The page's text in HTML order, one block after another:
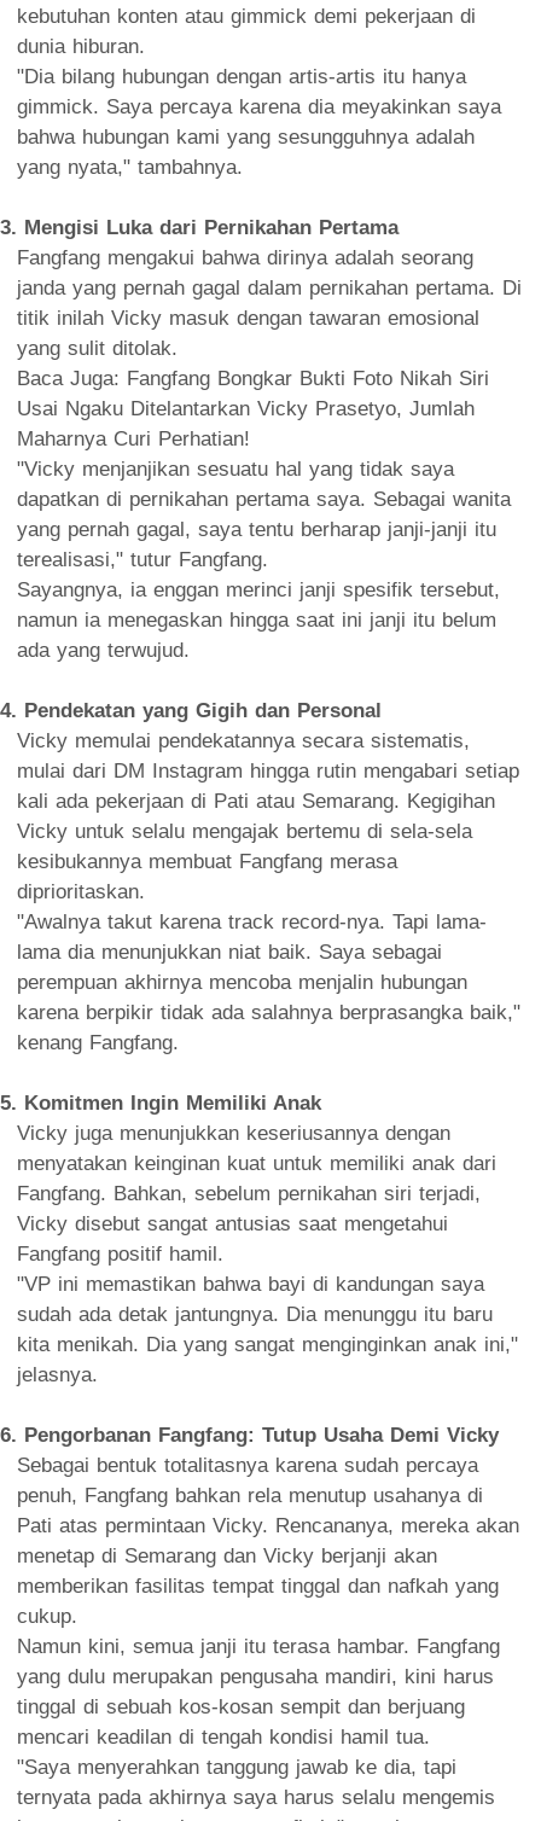
kebutuhan konten atau gimmick demi pekerjaan di
dunia hiburan.
"Dia bilang hubungan dengan artis-artis itu hanya
gimmick. Saya percaya karena dia meyakinkan saya
bahwa hubungan kami yang sesungguhnya adalah
yang nyata," tambahnya.
3. Mengisi Luka dari Pernikahan Pertama
Fangfang mengakui bahwa dirinya adalah seorang
janda yang pernah gagal dalam pernikahan pertama. Di
titik inilah Vicky masuk dengan tawaran emosional
yang sulit ditolak.
Baca Juga: Fangfang Bongkar Bukti Foto Nikah Siri
Usai Ngaku Ditelantarkan Vicky Prasetyo, Jumlah
Maharnya Curi Perhatian!
"Vicky menjanjikan sesuatu hal yang tidak saya
dapatkan di pernikahan pertama saya. Sebagai wanita
yang pernah gagal, saya tentu berharap janji-janji itu
terealisasi," tutur Fangfang.
Sayangnya, ia enggan merinci janji spesifik tersebut,
namun ia menegaskan hingga saat ini janji itu belum
ada yang terwujud.
4. Pendekatan yang Gigih dan Personal
Vicky memulai pendekatannya secara sistematis,
mulai dari DM Instagram hingga rutin mengabari setiap
kali ada pekerjaan di Pati atau Semarang. Kegigihan
Vicky untuk selalu mengajak bertemu di sela-sela
kesibukannya membuat Fangfang merasa
diprioritaskan.
"Awalnya takut karena track record-nya. Tapi lama-
lama dia menunjukkan niat baik. Saya sebagai
perempuan akhirnya mencoba menjalin hubungan
karena berpikir tidak ada salahnya berprasangka baik,"
kenang Fangfang.
5. Komitmen Ingin Memiliki Anak
Vicky juga menunjukkan keseriusannya dengan
menyatakan keinginan kuat untuk memiliki anak dari
Fangfang. Bahkan, sebelum pernikahan siri terjadi,
Vicky disebut sangat antusias saat mengetahui
Fangfang positif hamil.
"VP ini memastikan bahwa bayi di kandungan saya
sudah ada detak jantungnya. Dia menunggu itu baru
kita menikah. Dia yang sangat menginginkan anak ini,"
jelasnya.
6. Pengorbanan Fangfang: Tutup Usaha Demi Vicky
Sebagai bentuk totalitasnya karena sudah percaya
penuh, Fangfang bahkan rela menutup usahanya di
Pati atas permintaan Vicky. Rencananya, mereka akan
menetap di Semarang dan Vicky berjanji akan
memberikan fasilitas tempat tinggal dan nafkah yang
cukup.
Namun kini, semua janji itu terasa hambar. Fangfang
yang dulu merupakan pengusaha mandiri, kini harus
tinggal di sebuah kos-kosan sempit dan berjuang
mencari keadilan di tengah kondisi hamil tua.
"Saya menyerahkan tanggung jawab ke dia, tapi
ternyata pada akhirnya saya harus selalu mengemis